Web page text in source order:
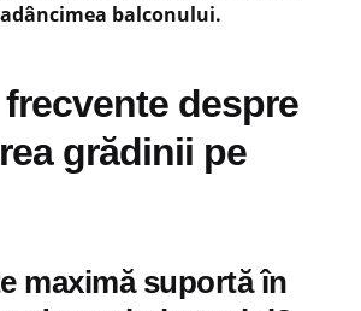
balconului.
despre
grădinii pe
maximă suportă în